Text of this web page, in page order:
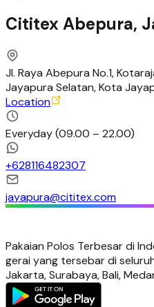
Cititex Abepura,
Jl. Raya Abepura No.1,
Jayapura Selatan, Kota
Location
Everyday(09.00 – 22.00)
+628116482307
jayapura@cititex.com
Pakaian Polos Terbesar di
gerai yang tersebar di
Jakarta, Surabaya, Bali,